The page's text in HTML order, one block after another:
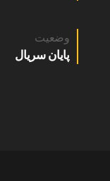
وضعیت
پایان سریال